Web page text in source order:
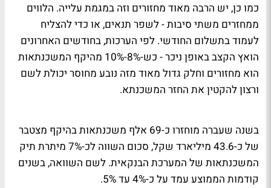
כמו כן, יש הרבה מאוד מחזורים וזה במגמת עלייה. הלווים
ממחזרים משתי סיבות - לשפר תנאים, או כדי להצליח
לעמוד בתשלום החודשי. לפי הערכות, בחודשים האחרונים
הואץ הקצב באופן ניכר - כש-8%-10% מהיקף המשכנתאות
הוא מחזורים וחלק גדול מאוד מזה נובע מחוסר יכולת לשם
ורצון להקטין את החזר המשכנתא.
בשנה שעברה מוחזרו כ-69 אלף משכנתאות בהיקף מצטבר
של כ-43.6 מיליארד שקל, סכום השווה לכ-7% מיתרת תיק
המשכנתאות של המערכת הבנקאית. לשם השוואה, בשנים
קודמות הממוצע עמד על כ-4% עד 5%.